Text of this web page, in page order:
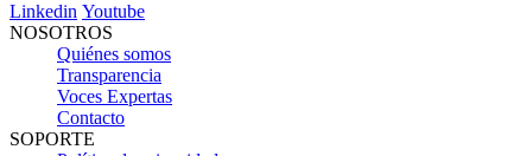
Linkedin Youtube
NOSOTROS
Quiénes somos
Transparencia
Voces Expertas
Contacto
SOPORTE